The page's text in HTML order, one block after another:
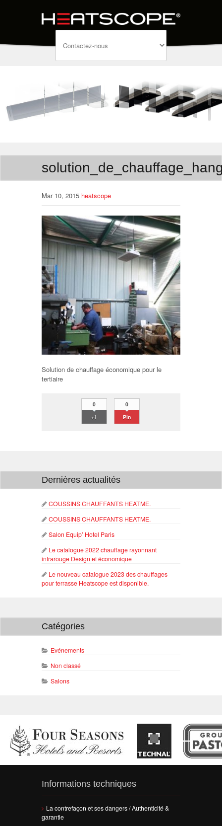
Mar 10, 2015 heatscope
Solution de chauffage économique pour le
tertiaire
0
+1
0
Pin
Dernières actualités
COUSSINS CHAUFFANTS HEATME.
COUSSINS CHAUFFANTS HEATME.
Salon Equip’ Hotel Paris
Le catalogue 2022 chauffage rayonnant
infrarouge Design et économique
Le nouveau catalogue 2023 des chauffages
pour terrasse Heatscope est disponible.
Catégories
Evénements
Non classé
Salons
Informations techniques
La contrefaçon et ses dangers / Authenticité &
garantie